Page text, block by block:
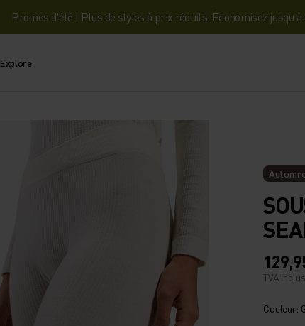
Promos d'été | Plus de styles à prix réduits. Économisez jusqu'à
Explore
TVA
Couleur: